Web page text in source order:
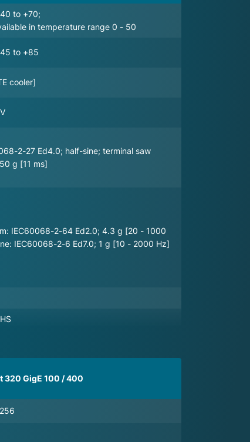
to +70;
in temperature range 0 - 50
to +85
cooler]
2-27 Ed4.0; half-sine; terminal saw
g [11 ms]
IEC60068-2-64 Ed2.0; 4.3 g [20 - 1000
IEC60068-2-6 Ed7.0; 1 g [10 - 2000 Hz]
320 GigE 100 / 400